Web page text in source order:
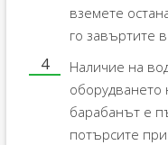
вземете
го завъртите
Наличие на
оборудването
барабанът е
потърсите